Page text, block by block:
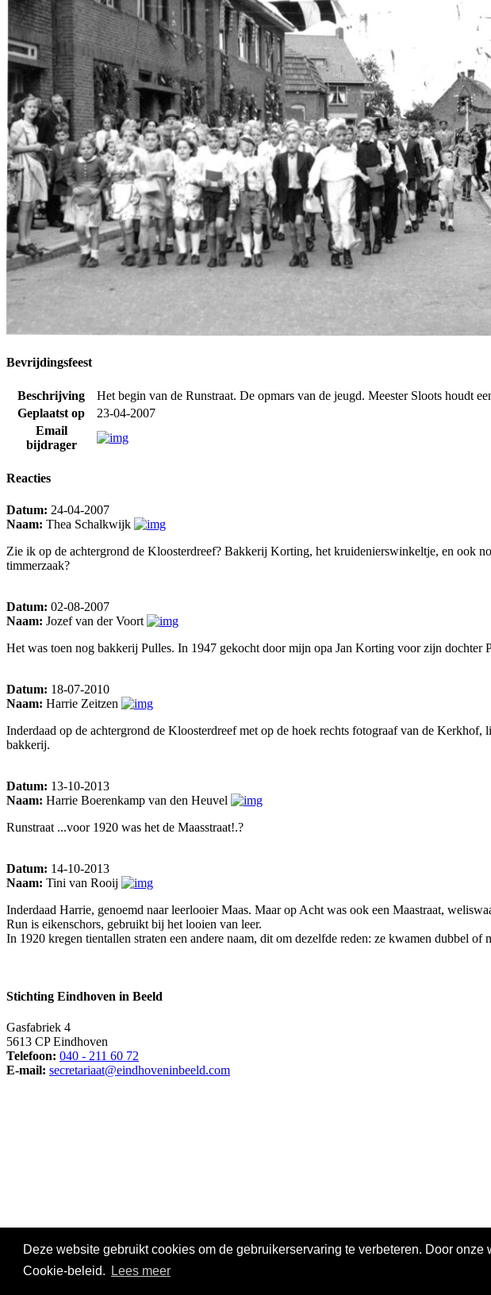
Deze website gebruikt cookies om de gebruikerservaring te verbeteren. Door
Cookie-beleid.
Lees meer
Bevrijdingsfeest
Beschrijving
Het begin van de Runstraat. De opmars van de jeugd. Meester Sloots houdt
Geplaatst op
23-04-2007
Email
bijdrager
Reacties
Datum: 24-04-2007
Naam: Thea Schalkwijk
Zie ik op de achtergrond de Kloosterdreef? Bakkerij Korting, het kruidenierswinkeltje, en ook
timmerzaak?
Datum: 02-08-2007
Naam: Jozef van der Voort
Het was toen nog bakkerij Pulles. In 1947 gekocht door mijn opa Jan Korting voor zijn dochter
Datum: 18-07-2010
Naam: Harrie Zeitzen
Inderdaad op de achtergrond de Kloosterdreef met op de hoek rechts fotograaf van de
bakkerij.
Datum: 13-10-2013
Naam: Harrie Boerenkamp van den Heuvel
Runstraat ...voor 1920 was het de Maasstraat!.?
Datum: 14-10-2013
Naam: Tini van Rooij
Inderdaad Harrie, genoemd naar leerlooier Maas. Maar op Acht was ook een Maastraat,
Run is eikenschors, gebruikt bij het looien van leer.
In 1920 kregen tientallen straten een andere naam, dit om dezelfde reden: ze kwamen dubbel
Stichting Eindhoven in Beeld
Gasfabriek 4
5613 CP Eindhoven
Telefoon: 040 - 211 60 72
E-mail: secretariaat@eindhoveninbeeld.com
© CopyrightStichting Eindhoven in Beeld